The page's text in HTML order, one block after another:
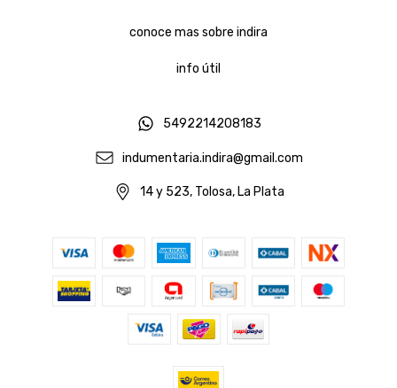
conoce mas sobre indira
info útil
5492214208183
indumentaria.indira@gmail.com
14 y 523, Tolosa, La Plata